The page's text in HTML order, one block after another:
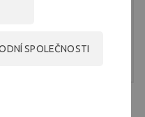
SPOLEČNOSTI